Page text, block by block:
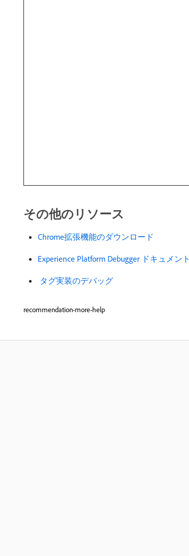
その他のリソース
Chrome拡張機能のダウンロード ​
Experience Platform Debugger ドキュメント ​
​ タグ実装のデバッグ ​
recommendation-more-help